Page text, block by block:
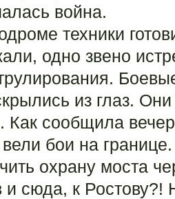
война.
техники
одно звено
из глаз.
Как сообщила
вели бои на
охрану моста
и сюда, к Ростову?!